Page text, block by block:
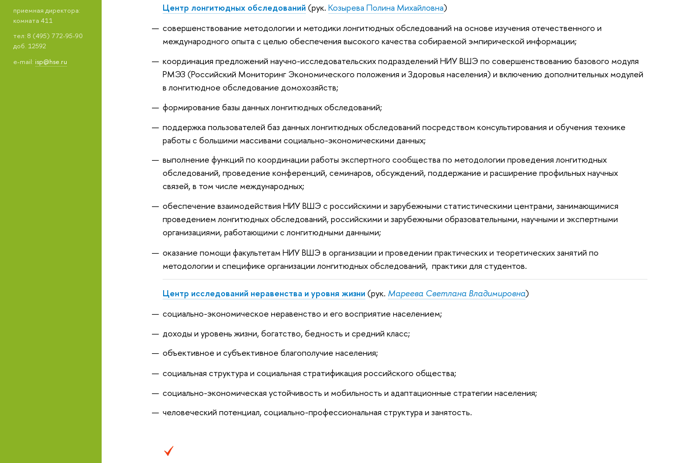
приемная директора:
комната 411
тел: 8 (495) 772-95-90
доб. 12592
e-mail: isp@hse.ru
Центр лонгитюдных обследований (рук. Козырева Полина Михайловна)
совершенствование методологии и методики лонгитюдных обследований на основе изучения отечественного и
международного опыта с целью обеспечения высокого качества собираемой эмпирической информации;
координация предложений научно-исследовательских подразделений НИУ ВШЭ по совершенствованию базового модуля
РМЭЗ (Российский Мониторинг Экономического положения и Здоровья населения) и включению дополнительных модулей
в лонгитюдное обследование домохозяйств;
формирование базы данных лонгитюдных обследований;
поддержка пользователей баз данных лонгитюдных обследований посредством консультирования и обучения технике
работы с большими массивами социально-экономическими данных;
выполнение функций по координации работы экспертного сообщества по методологии проведения лонгитюдных
обследований, проведение конференций, семинаров, обсуждений, поддержание и расширение профильных научных
связей, в том числе международных;
обеспечение взаимодействия НИУ ВШЭ с российскими и зарубежными статистическими центрами, занимающимися
проведением лонгитюдных обследований, российскими и зарубежными образовательными, научными и экспертными
организациями, работающими с лонгитюдными данными;
оказание помощи факультетам НИУ ВШЭ в организации и проведении практических и теоретических занятий по
методологии и специфике организации лонгитюдных обследований, практики для студентов.
Центр исследований неравенства и уровня жизни (рук. Мареева Светлана Владимировна)
cоциально-экономическое неравенство и его восприятие населением;
доходы и уровень жизни, богатство, бедность и средний класс;
объективное и субъективное благополучие населения;
социальная структура и социальная стратификация российского общества;
социально-экономическая устойчивость и мобильность и адаптационные стратегии населения;
человеческий потенциал, социально-профессиональная структура и занятость.